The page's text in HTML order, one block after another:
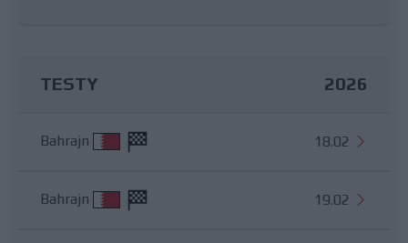
TESTY 2026
Bahrajn 18.02
Bahrajn 19.02